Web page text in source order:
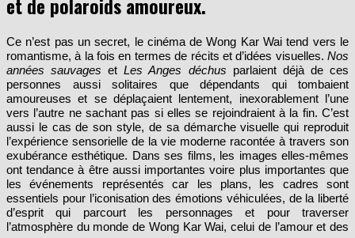
Ce n’est pas un secret, le cinéma de Wong Kar Wai tend vers le
romantisme, à la fois en termes de récits et d’idées visuelles.
Nos
années sauvagesetLes Anges déchusparlaient déjà de ces
personnes aussi solitaires que dépendants qui tombaient
amoureuses et se déplaçaient lentement, inexorablement l’une
vers l’autre ne sachant pas si elles se rejoindraient à la fin. C’est
aussi le cas de son style, de sa démarche visuelle qui reproduit
l’expérience sensorielle de la vie moderne racontée à travers son
exubérance esthétique. Dans ses films, les images elles-mêmes
ont tendance à être aussi importantes voire plus importantes que
les événements représentés car les plans, les cadres sont
essentiels pour l’iconisation des émotions véhiculées, de la liberté
d’esprit qui parcourt les personnages et pour traverser
l’atmosphère du monde de Wong Kar Wai, celui de l’amour et des
sens.